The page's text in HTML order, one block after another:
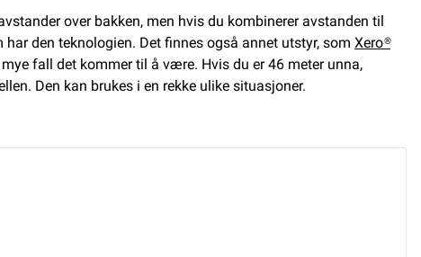
over bakken, men hvis du kombinerer avstanden til
har den teknologien. Det finnes også annet utstyr, som Xero®
fall det kommer til å være. Hvis du er 46 meter unna,
Den kan brukes i en rekke ulike situasjoner.